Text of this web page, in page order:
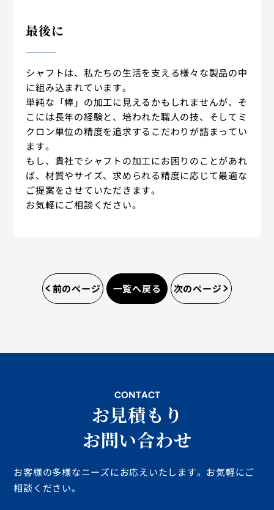
最後に
シャフトは、私たちの生活を支える様々な製品の中
に組み込まれています。
単純な「棒」の加工に見えるかもしれませんが、そ
こには長年の経験と、培われた職人の技、そしてミ
クロン単位の精度を追求するこだわりが詰まってい
ます。
もし、貴社でシャフトの加工にお困りのことがあれ
ば、材質やサイズ、求められる精度に応じて最適な
ご提案をさせていただきます。
お気軽にご相談ください。
前のページ 一覧へ戻る 次のページ
CONTACT
お見積もり
お問い合わせ
お客様の多様なニーズにお応えいたします。お気軽にご
相談ください。